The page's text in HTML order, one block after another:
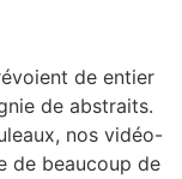
de entier
de abstraits.
nos vidéo-
de beaucoup de